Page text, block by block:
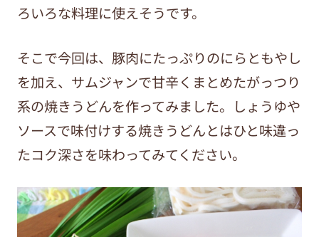
ろいろな料理に使えそうです。
そこで今回は、豚肉にたっぷりのにらともやし
を加え、サムジャンで甘辛くまとめたがっつり
系の焼きうどんを作ってみました。しょうゆや
ソースで味付けする焼きうどんとはひと味違っ
たコク深さを味わってみてください。